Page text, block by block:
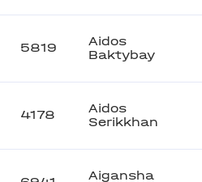
5819
Aidos
Baktybay
4178
Aidos
Serikkhan
Aigansha